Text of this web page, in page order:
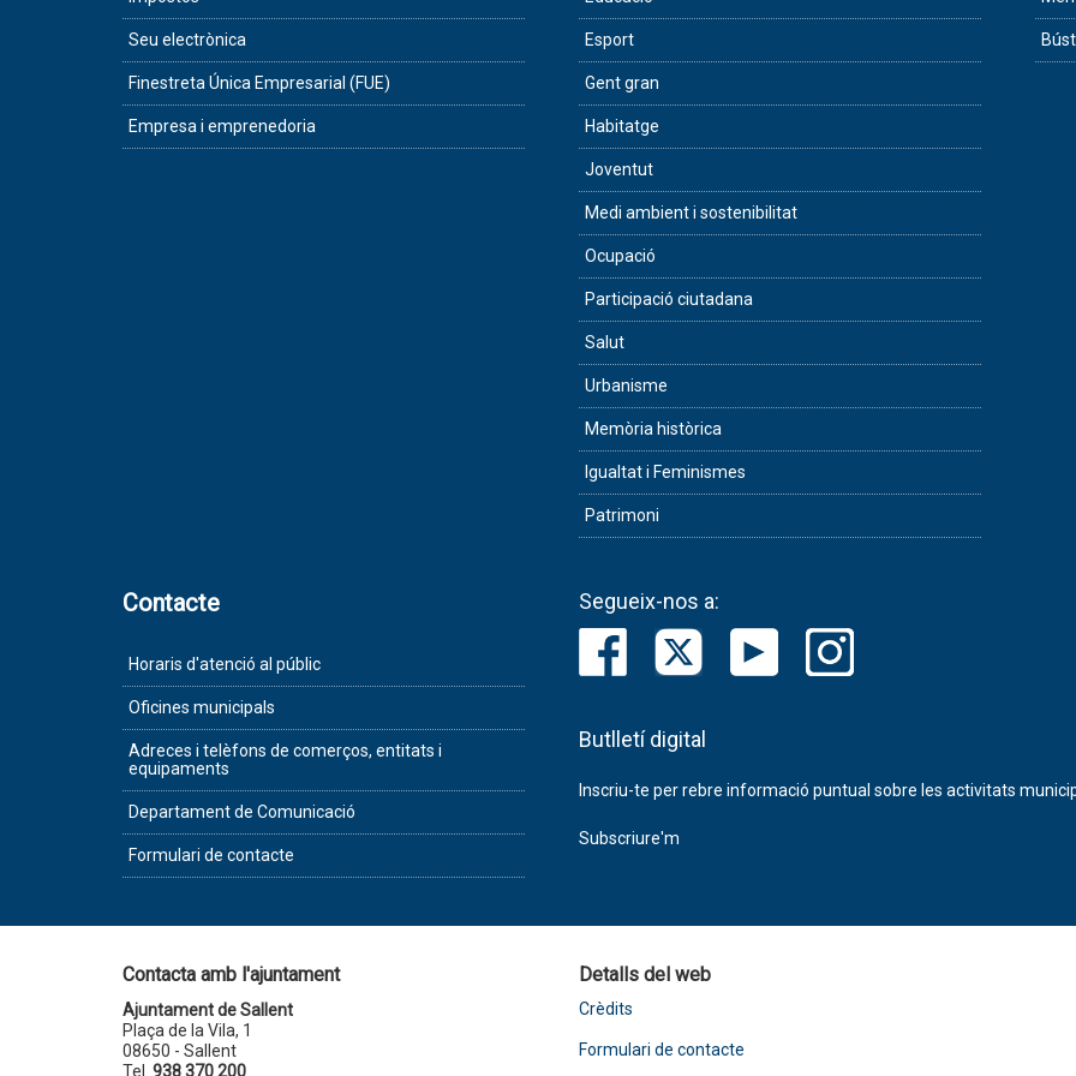
Seu electrònica
Finestreta Única Empresarial (FUE)
Empresa i emprenedoria
Esport
Gent gran
Habitatge
Joventut
Medi ambient i sostenibilitat
Ocupació
Participació ciutadana
Salut
Urbanisme
Memòria històrica
Igualtat i Feminismes
Patrimoni
Contacte
Horaris d'atenció al públic
Oficines municipals
Adreces i telèfons de comerços, entitats i
equipaments
Departament de Comunicació
Formulari de contacte
Segueix-nos a:
Butlletí digital
Inscriu-te per rebre informació puntual sobre les activitats
Subscriure'm
Contacta amb l'ajuntament
Ajuntament de Sallent
Plaça de la Vila, 1
08650 - Sallent
Tel. 938 370 200
Detalls del web
Crèdits
Formulari de contacte